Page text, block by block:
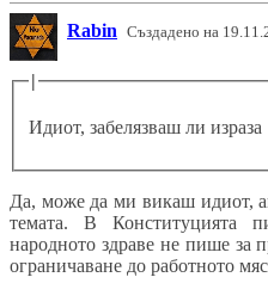
Rabin Създадено на
|
Идиот, забелязваш ли
Да, може да ми викаш идиот,
темата. В Конституцията
народното здраве не пише за
ограничаване до работното